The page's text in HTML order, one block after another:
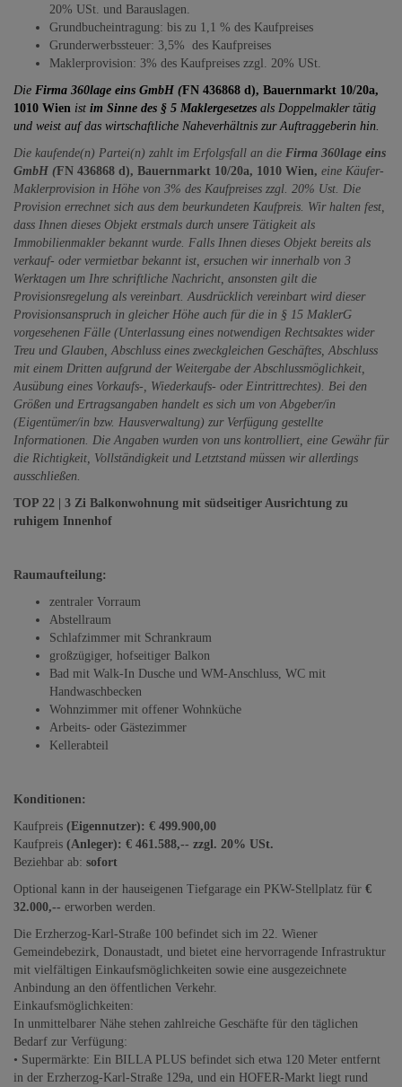
20% USt. und Barauslagen.
Grundbucheintragung: bis zu 1,1 % des Kaufpreises
Grunderwerbssteuer: 3,5% des Kaufpreises
Maklerprovision: 3% des Kaufpreises zzgl. 20% USt.
Die Firma 360lage eins GmbH (FN 436868 d), Bauernmarkt 10/20a,
1010 Wien ist im Sinne des § 5 Maklergesetzes als Doppelmakler tätig
und weist auf das wirtschaftliche Naheverhältnis zur Auftraggeberin hin.
Die kaufende(n) Partei(n) zahlt im Erfolgsfall an die Firma 360lage eins
GmbH (FN 436868 d), Bauernmarkt 10/20a, 1010 Wien, eine Käufer-
Maklerprovision in Höhe von 3% des Kaufpreises zzgl. 20% Ust. Die
Provision errechnet sich aus dem beurkundeten Kaufpreis. Wir halten fest,
dass Ihnen dieses Objekt erstmals durch unsere Tätigkeit als
Immobilienmakler bekannt wurde. Falls Ihnen dieses Objekt bereits als
verkauf- oder vermietbar bekannt ist, ersuchen wir innerhalb von 3
Werktagen um Ihre schriftliche Nachricht, ansonsten gilt die
Provisionsregelung als vereinbart. Ausdrücklich vereinbart wird dieser
Provisionsanspruch in gleicher Höhe auch für die in § 15 MaklerG
vorgesehenen Fälle (Unterlassung eines notwendigen Rechtsaktes wider
Treu und Glauben, Abschluss eines zweckgleichen Geschäftes, Abschluss
mit einem Dritten aufgrund der Weitergabe der Abschlussmöglichkeit,
Ausübung eines Vorkaufs-, Wiederkaufs- oder Eintrittrechtes). Bei den
Größen und Ertragsangaben handelt es sich um von Abgeber/in
(Eigentümer/in bzw. Hausverwaltung) zur Verfügung gestellte
Informationen. Die Angaben wurden von uns kontrolliert, eine Gewähr für
die Richtigkeit, Vollständigkeit und Letztstand müssen wir allerdings
ausschließen.
TOP 22 | 3 Zi Balkonwohnung mit südseitiger Ausrichtung zu
ruhigem Innenhof
Raumaufteilung:
zentraler Vorraum
Abstellraum
Schlafzimmer mit Schrankraum
großzügiger, hofseitiger Balkon
Bad mit Walk-In Dusche und WM-Anschluss, WC mit
Handwaschbecken
Wohnzimmer mit offener Wohnküche
Arbeits- oder Gästezimmer
Kellerabteil
Konditionen:
Kaufpreis (Eigennutzer): € 499.900,00
Kaufpreis (Anleger): € 461.588,-- zzgl. 20% USt.
Beziehbar ab: sofort
Optional kann in der hauseigenen Tiefgarage ein PKW-Stellplatz für €
32.000,-- erworben werden.
Die Erzherzog-Karl-Straße 100 befindet sich im 22. Wiener
Gemeindebezirk, Donaustadt, und bietet eine hervorragende Infrastruktur
mit vielfältigen Einkaufsmöglichkeiten sowie eine ausgezeichnete
Anbindung an den öffentlichen Verkehr.
Einkaufsmöglichkeiten:
In unmittelbarer Nähe stehen zahlreiche Geschäfte für den täglichen
Bedarf zur Verfügung:
• Supermärkte: Ein BILLA PLUS befindet sich etwa 120 Meter entfernt
in der Erzherzog-Karl-Straße 129a, und ein HOFER-Markt liegt rund